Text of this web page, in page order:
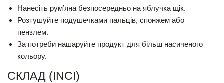
Нанесіть рум’яна безпосередньо на яблучка щік.
Розтушуйте подушечками пальців, спонжем або
пензлем.
За потреби нашаруйте продукт для більш насиченого
кольору.
СКЛАД (INCI)